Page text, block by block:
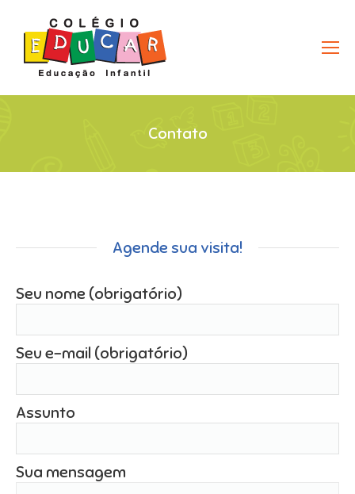
Contato
Agende sua visita!
Seu nome (obrigatório)
Seu e-mail (obrigatório)
Assunto
Sua mensagem